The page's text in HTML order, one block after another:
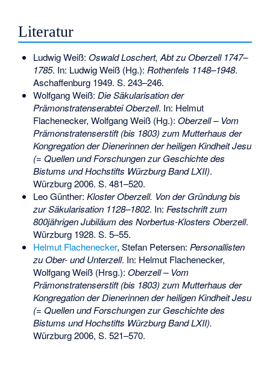
Literatur
Ludwig Weiß: Oswald Loschert, Abt zu Oberzell 1747–
1785. In: Ludwig Weiß (Hg.): Rothenfels 1148–1948.
Aschaffenburg 1949. S. 243–246.
Wolfgang Weiß: Die Säkularisation der
Prämonstratenserabtei Oberzell. In: Helmut
Flachenecker, Wolfgang Weiß (Hg.): Oberzell – Vom
Prämonstratenserstift (bis 1803) zum Mutterhaus der
Kongregation der Dienerinnen der heiligen Kindheit Jesu
(= Quellen und Forschungen zur Geschichte des
Bistums und Hochstifts Würzburg Band LXII).
Würzburg 2006. S. 481–520.
Leo Günther: Kloster Oberzell. Von der Gründung bis
zur Säkularisation 1128–1802. In: Festschrift zum
800jährigen Jubiläum des Norbertus-Klosters Oberzell.
Würzburg 1928. S. 5–55.
Helmut Flachenecker, Stefan Petersen: Personallisten
zu Ober- und Unterzell. In: Helmut Flachenecker,
Wolfgang Weiß (Hrsg.): Oberzell – Vom
Prämonstratenserstift (bis 1803) zum Mutterhaus der
Kongregation der Dienerinnen der heiligen Kindheit Jesu
(= Quellen und Forschungen zur Geschichte des
Bistums und Hochstifts Würzburg Band LXII).
Würzburg 2006, S. 521–570.